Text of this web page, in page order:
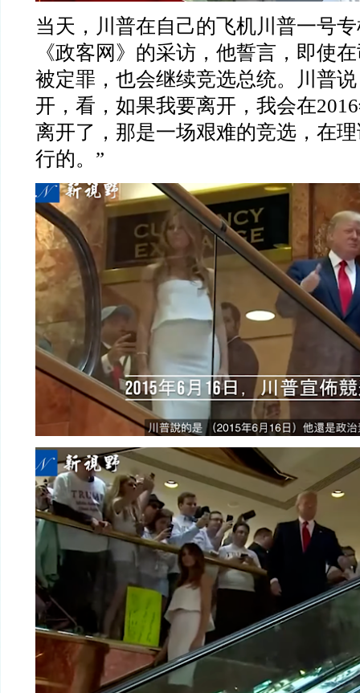
当天，川普在自己的飞机川普一号
《政客网》的采访，他誓言，即使
被定罪，也会继续竞选总统。川普
开，看，如果我要离开，我会在2016
离开了，那是一场艰难的竞选，在
行的。 ”